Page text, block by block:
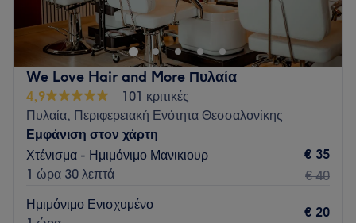
κάθε γυναίκα να ξεχωρίζει. Γι’ αυτό το λόγο, τα Nails 4 You
φροντίζουν για εσάς! Χρησιμοποιώντας ποιοτικά ελεγμένα
προϊόντα, που θα προσφέρουν στα νύχια σας την
απαραίτητη φροντίδα, πετυχαίνουμε ένα αποτέλεσμα που
διαρκεί και χαρίζουμε την κατάλληλη λάμψη και περιποίηση
στην όψη των χεριών σας!
Go to venue
We Love Hair and More Πυλαία
4,9
101 κριτικές
Πυλαία, Περιφερειακή Ενότητα Θεσσαλονίκης
Εμφάνιση στον χάρτη
Χτένισμα - Ημιμόνιμο Μανικιουρ
1 ώρα 30 λεπτά
€ 35
€ 40
Ημιμόνιμο Ενισχυμένο
€ 20